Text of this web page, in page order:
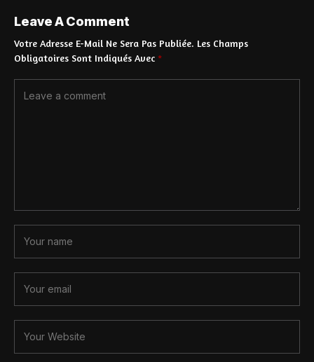
Leave A Comment
Votre Adresse E-Mail Ne Sera Pas Publiée. Les Champs
Obligatoires Sont Indiqués Avec *